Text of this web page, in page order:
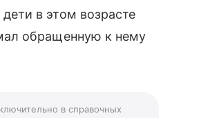
в этом возрасте
обращенную к нему
в справочных